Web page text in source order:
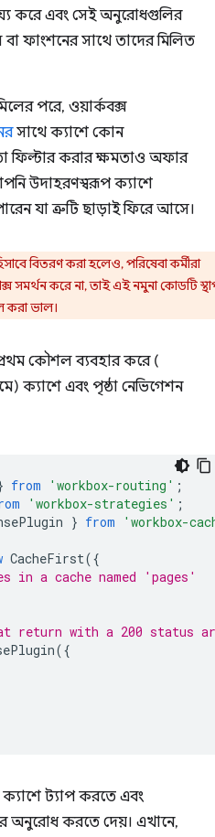
করে এবং সেই অনুরোধগুলির
ফাংশনের সাথে তাদের মিলিত
পরে, ওয়ার্কবক্স
সাথে ক্যাশে কোন
ফিল্টার করার ক্ষমতাও অফার
উদাহরণস্বরূপ ক্যাশে
যা ত্রুটি ছাড়াই ফিরে আসে।
বিতরণ করা হলেও, পরিষেবা কর্মীরা
সমর্থন করে না, তাই এই নমুনা কোডটি
করা ভাল।
কৌশল ব্যবহার করে (
ক্যাশে এবং পৃষ্ঠা নেভিগেশন
from 'workbox-routing' ;
'workbox-strategies' ;
} from 'workbox-
CacheFirst({
a cache named 'pages'
return with a 200 status
({
ট্যাপ করতে এবং
অনুরোধ করতে দেয়। এখানে,